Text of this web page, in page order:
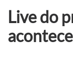
Live do